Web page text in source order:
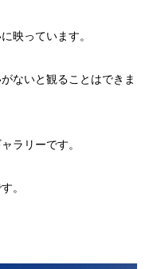
映っています。
ないと観ることはできま
ラリーです。
。